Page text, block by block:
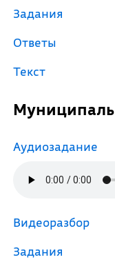
Задания
Ответы
Текст
Аудиозадание
Видеоразбор
Задания